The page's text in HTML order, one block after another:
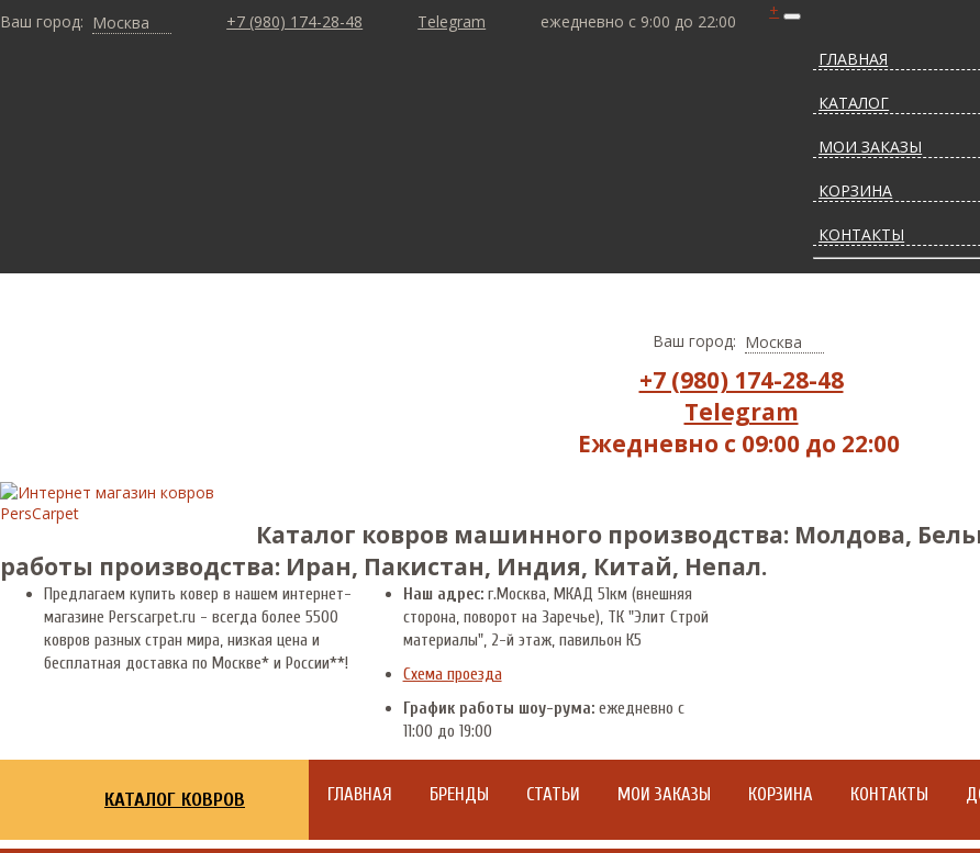
Ваш город: Москва +7 (980) 174-28-48 Telegram ежедневно с 9:00 до 22:00
+
ГЛАВНАЯ
КАТАЛОГ
МОИ ЗАКАЗЫ
КОРЗИНА
КОНТАКТЫ
Ваш город: Москва
+7 (980) 174-28-48
Telegram
Ежедневно с 09:00 до 22:00
Каталог ковров машинного производства: Молдова,
работы производства: Иран, Пакистан, Индия, Китай, Непал.
Предлагаем купить ковер в нашем интернет-
магазине Perscarpet.ru - всегда более 5500
ковров разных стран мира, низкая цена и
бесплатная доставка по Москве* и России**!
Наш адрес:г.Москва, МКАД 51км (внешняя
сторона, поворот на Заречье), ТК "Элит Строй
материалы", 2-й этаж, павильон К5
Схема проезда
График работы шоу-рума:ежедневно с
11:00 до 19:00
КАТАЛОГ КОВРОВ ГЛАВНАЯ БРЕНДЫ СТАТЬИ МОИ ЗАКАЗЫ КОРЗИНА КОНТАКТЫ